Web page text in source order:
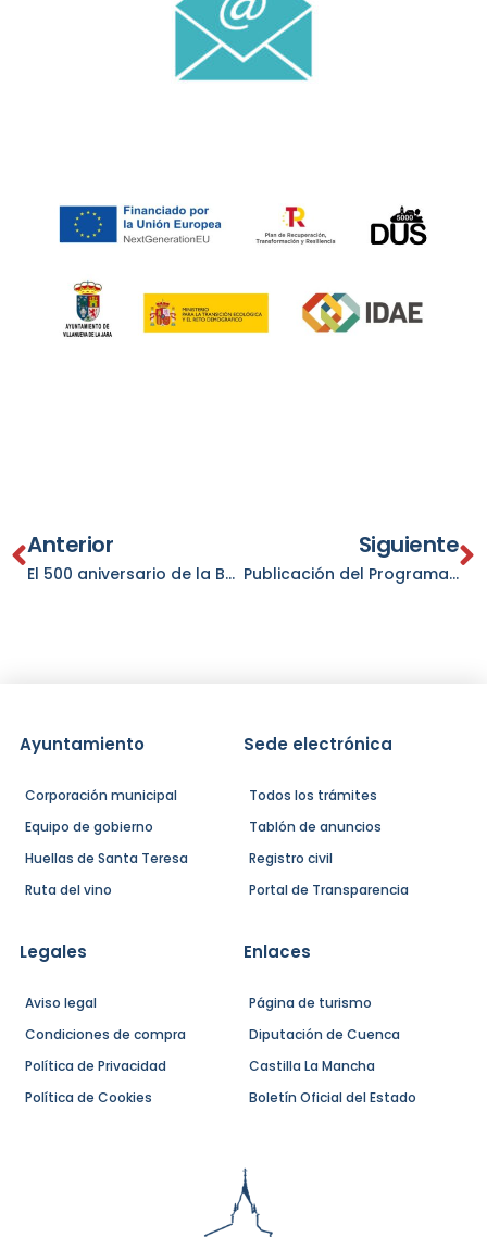
Anterior
El 500 aniversario de la Basílica de Villanueva de la Jara, en el cupón de la ONCE del 7 de agosto
Siguiente
Publicación del Programa de Actividad Física y Salud (Red PAFER) de Villanueva de la Jara.
Ayuntamiento
Corporación municipal
Equipo de gobierno
Huellas de Santa Teresa
Ruta del vino
Sede electrónica
Todos los trámites
Tablón de anuncios
Registro civil
Portal de Transparencia
Legales
Aviso legal
Condiciones de compra
Política de Privacidad
Política de Cookies
Enlaces
Página de turismo
Diputación de Cuenca
Castilla La Mancha
Boletín Oficial del Estado